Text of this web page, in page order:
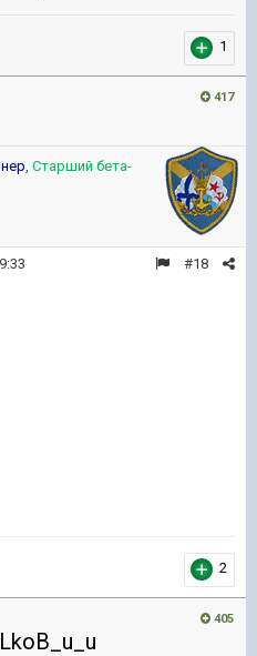
1
417
Старший бета-
#18
2
405